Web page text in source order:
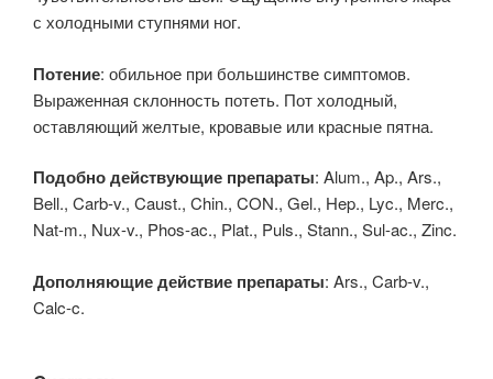
с холодными ступнями ног.
Потение: обильное при большинстве симптомов.
Выраженная склонность потеть. Пот холодный,
оставляющий желтые, кровавые или красные пятна.
Подобно действующие препараты: Alum., Ap., Ars.,
Bell., Carb-v., Caust., Chin., CON., Gel., Hep., Lyc., Merc.,
Nat-m., Nux-v., Phos-ac., Plat., Puls., Stann., Sul-ac., Zinc.
Дополняющие действие препараты: Ars., Carb-v.,
Calc-c.